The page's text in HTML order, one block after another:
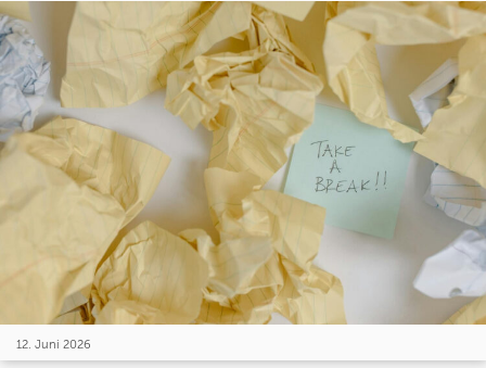
12. Juni 2026